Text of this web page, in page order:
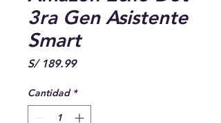
3ra Gen Asistente
Smart
S/ 189.99Precio
Cantidad *